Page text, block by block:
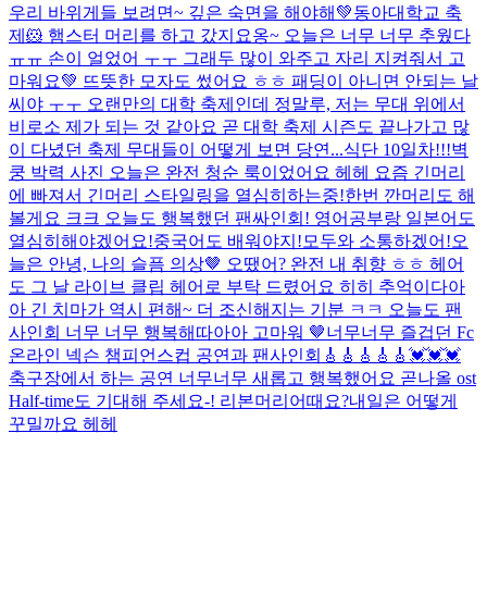
우리 바위게들 보려면~ 깊은 숙면을 해야해💚동아대학교 축
제🐹 햄스터 머리를 하고 갔지요옹~ 오늘은 너무 너무 추웠다
ㅠㅠ 손이 얼었어 ㅜㅜ 그래두 많이 와주고 자리 지켜줘서 고
마워요💚 뜨뜻한 모자도 썼어요 ㅎㅎ 패딩이 아니면 안되는 날
씨야 ㅜㅜ 오랜만의 대학 축제인데 정말루, 저는 무대 위에서
비로소 제가 되는 것 같아요 곧 대학 축제 시즌도 끝나가고 많
이 다녔던 축제 무대들이 어떻게 보면 당연...식단 10일차!!!벽
쿵 박력 사진 오늘은 완전 청순 룩이었어요 헤헤 요즘 긴머리
에 빠져서 긴머리 스타일링을 열심히하는중!한번 깐머리도 해
볼게요 크크 오늘도 행복했던 팬싸인회! 영어공부랑 일본어도
열심히해야겠어요!중국어도 배워야지!모두와 소통하겠어!오
늘은 안녕, 나의 슬픔 의상🤎 오땠어? 완전 내 취향 ㅎㅎ 헤어
도 그 날 라이브 클립 헤어로 부탁 드렸어요 히히 추억이다아
아 긴 치마가 역시 편해~ 더 조신해지는 기분 ㅋㅋ 오늘도 팬
사인회 너무 너무 행복해따아아 고마워 🤎너무너무 즐겁던 Fc
온라인 넥슨 챔피언스컵 공연과 팬사인회🎸🎸🎸🎸🎸💓💓💓
축구장에서 하는 공연 너무너무 새롭고 행복했어요 곧나올 ost
Half-time도 기대해 주세요-! 리본머리어때요?내일은 어떻게
꾸밀까요 헤헤